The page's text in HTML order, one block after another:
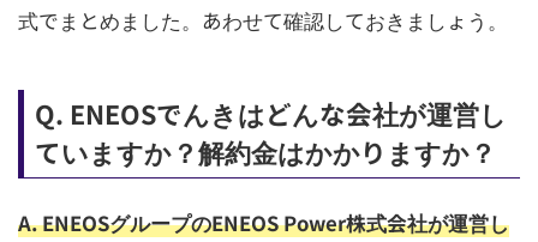
式でまとめました。あわせて確認しておきましょう。
Q. ENEOSでんきはどんな会社が運営し
ていますか？解約金はかかりますか？
A. ENEOSグループのENEOS Power株式会社が運営し